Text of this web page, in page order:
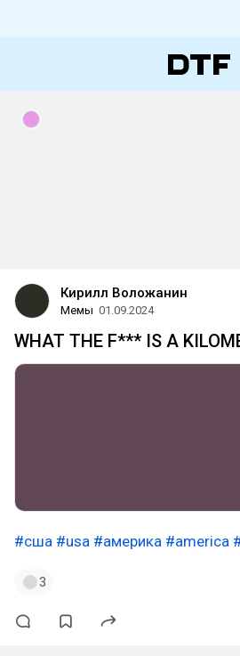
Кирилл Воложанин
Мемы 01.09.2024
WHAT THE F*** IS A
#сша #usa #америка #america
3